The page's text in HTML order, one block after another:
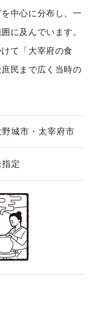
城市・太宰府市
定
中心に分布し、一
に及んでいます。
て「大宰府の食
民まで広く当時の